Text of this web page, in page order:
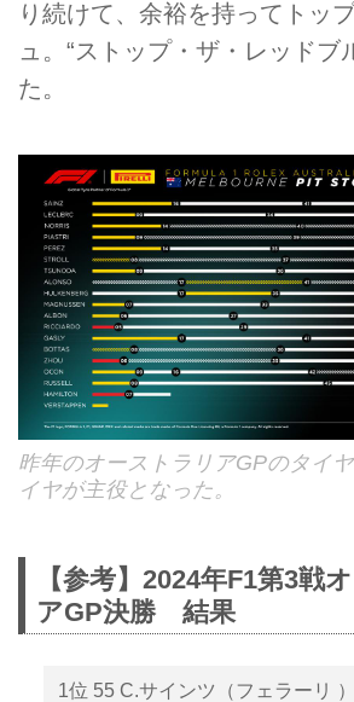
り続けて、余裕を持ってトッ
ュ。“ストップ・ザ・レッドブ
た。
昨年のオーストラリアGPのタイ
イヤが主役となった。
【参考】2024年F1第3戦
アGP決勝 結果
1位 55 C.サインツ（フェラーリ